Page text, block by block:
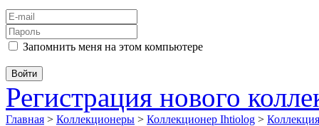
Запомнить меня на этом компьютере
Регистрация нового
Главная > Коллекционеры > Коллекционер Ihtiolog >